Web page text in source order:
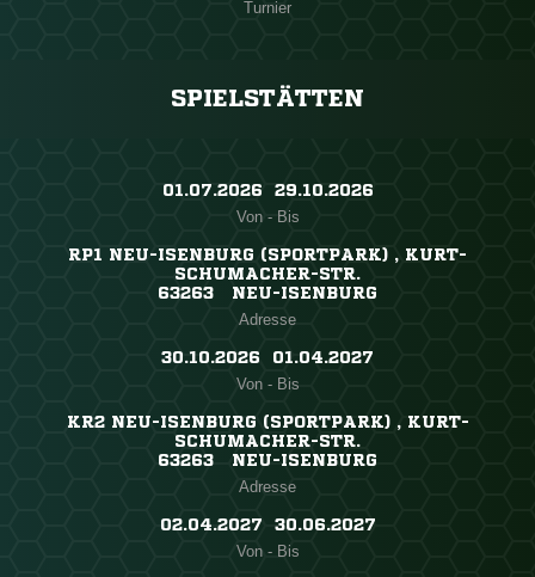
Turnier
SPIELSTÄTTEN
01.07.2026 ​ 29.10.2026
Von - Bis
RP1 NEU-ISENBURG (SPORTPARK) , KURT-
SCHUMACHER-STR.
63263 NEU-ISENBURG
Adresse
30.10.2026 ​ 01.04.2027
Von - Bis
KR2 NEU-ISENBURG (SPORTPARK) , KURT-
SCHUMACHER-STR.
63263 NEU-ISENBURG
Adresse
02.04.2027 ​ 30.06.2027
Von - Bis